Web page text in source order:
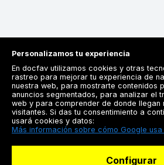
Registrarse
Docfav
Personalizamos tu experiencia
En docfav utilizamos cookies y otras
rastreo para mejorar tu experiencia de
nuestra web, para mostrarte contenidos
anuncios segmentados, para analizar el
web y para comprender de donde llegan
visitantes. Si das tu consentimiento a
usará cookies y datos:
Más información sobre cómo Google usa
Configurar